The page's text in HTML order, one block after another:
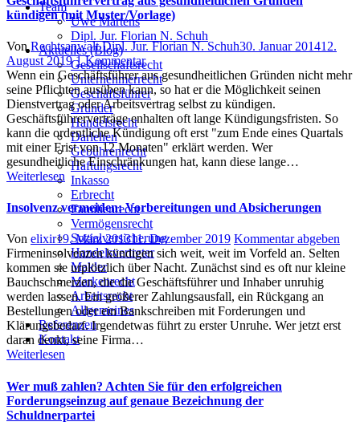
Team
Uwe Martens
Dipl. Jur. Florian N. Schuh
Aktuelles (Blog)
Gesellschaftsrecht
Unternehmerrecht
Geschäftsführer
Gründer
Handelsrecht
Darlehen
Gebührenrecht
Haftungsrecht
Inkasso
Erbrecht
Familienrecht
Vermögensrecht
Sozialversicherung
Handelsvertreter
Makler
Markenrecht
Arbeitsrecht
Allgemeines
Referenzen
Kontakt
kündigen (mit Muster/Vorlage)
Author
VonRechtsanwalt Dipl. Jur. Florian N. SchuhPosted
30. Januar 201412.
August 2019 1 Kommentarzu
Geschäftsführervertrag
aus
gesundheitlichen
Gründen
kündigen
(mit
Muster/Vorlage)
Wenn ein Geschäftsführer aus gesundheitlichen Gründen nicht mehr
seine Pflichten ausüben kann, so hat er die Möglichkeit seinen
Dienstvertrag oder Arbeitsvertrag selbst zu kündigen.
Geschäftsführerverträge enhalten oft lange Kündigungsfristen. So
kann die ordentliche Kündigung oft erst "zum Ende eines Quartals
mit einer Frist von 12 Monaten" erklärt werden. Wer
gesundheitliche Einschränkungen hat, kann diese lange…
Weiterlesen
Insolvenz vermeiden: Vorbereitungen und Absicherungen
Author
Von elixirPosted
on
19. März 201311. Dezember 2019 Kommentar abgeben
Firmeninsolvenzen kündigen sich weit, weit im Vorfeld an. Selten
kommen sie urplötzlich über Nacht. Zunächst sind es oft nur kleine
Bauchschmerzen, die die Geschäftsführer und Inhaber unruhig
werden lassen. Ein größerer Zahlungsausfall, ein Rückgang an
Bestellungen oder ein Bankschreiben mit Forderungen und
Klärungsbedarf. Irgendetwas führt zu erster Unruhe. Wer jetzt erst
daran denkt, seine Firma…
Weiterlesen
Wer muß zahlen? Achten Sie für den erfolgreichen
Forderungseinzug auf genaue Bezeichnung der
Schuldnerpartei